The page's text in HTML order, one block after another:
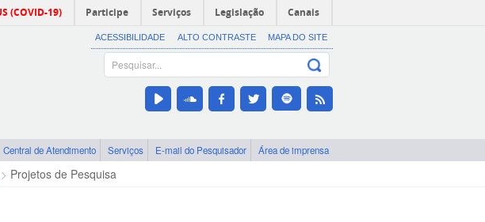
(COVID-19) Participe Serviços Legislação Canais
ACESSIBILIDADE ALTO CONTRASTE MAPA DO SITE
Central de Atendimento Serviços E-mail do Pesquisador Área de imprensa
Projetos de Pesquisa